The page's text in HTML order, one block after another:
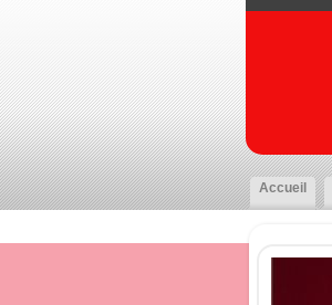
Accueil